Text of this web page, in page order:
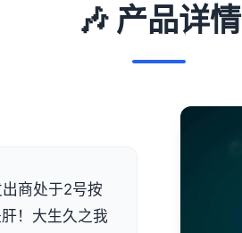
🎶 产品详情
商处于2号按
！大生久之我